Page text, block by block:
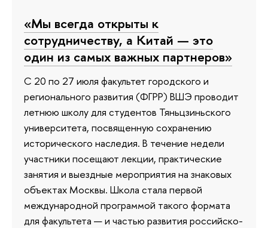
«Мы всегда открыты к
сотрудничеству, а Китай — это
один из самых важных партнеров»
С 20 по 27 июля факультет городского и
регионального развития (ФГРР) ВШЭ проводит
летнюю школу для студентов Тяньцзиньского
университета, посвященную сохранению
исторического наследия. В течение недели
участники посещают лекции, практические
занятия и выездные мероприятия на знаковых
объектах Москвы. Школа стала первой
международной программой такого формата
для факультета — и частью развития российско-